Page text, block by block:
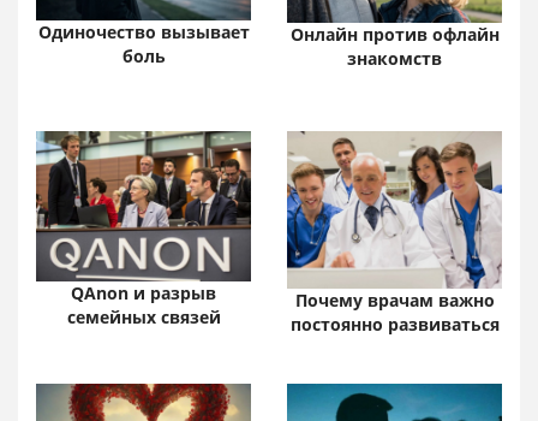
Одиночество вызывает
боль
Онлайн против офлайн
знакомств
QAnon и разрыв
семейных связей
Почему врачам важно
постоянно развиваться